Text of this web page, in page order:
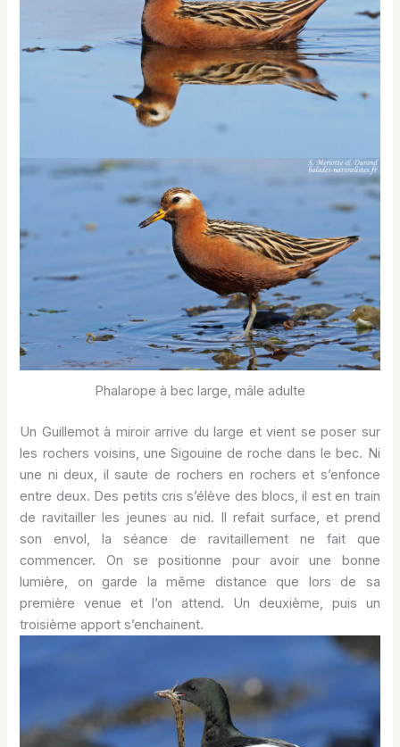
Phalarope à bec large, mâle adulte
Un Guillemot à miroir arrive du large et vient se poser sur
les rochers voisins, une Sigouine de roche dans le bec. Ni
une ni deux, il saute de rochers en rochers et s’enfonce
entre deux. Des petits cris s’élève des blocs, il est en train
de ravitailler les jeunes au nid. Il refait surface, et prend
son envol, la séance de ravitaillement ne fait que
commencer. On se positionne pour avoir une bonne
lumière, on garde la même distance que lors de sa
première venue et l’on attend. Un deuxième, puis un
troisième apport s’enchainent.